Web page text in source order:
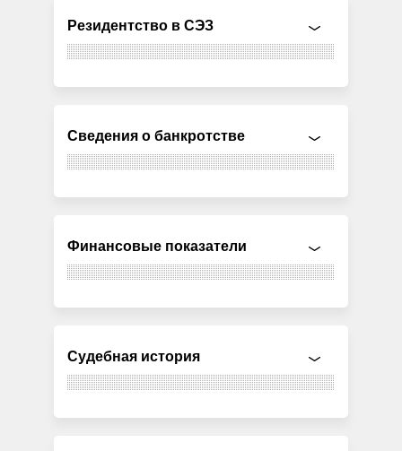
Резидентство в СЭЗ
Сведения о банкротстве
Финансовые показатели
Судебная история